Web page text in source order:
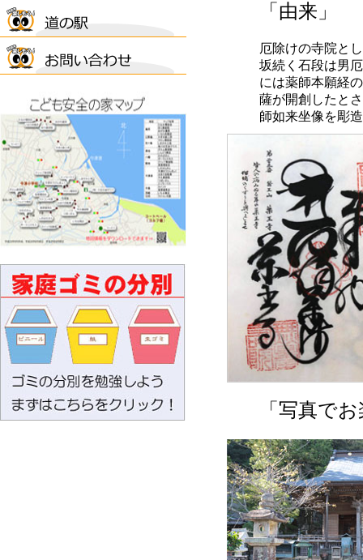
「由来」
厄除けの寺院と
坂続く石段は男
には薬師本願経
薩が開創したと
師如来坐像を彫
「写真で